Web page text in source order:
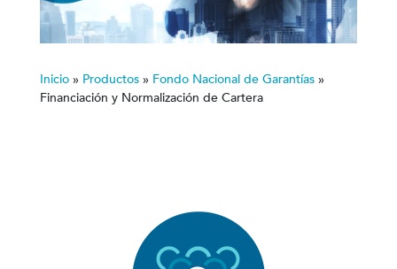
Inicio» Productos» Fondo Nacional de Garantías»
Financiación y Normalización de Cartera